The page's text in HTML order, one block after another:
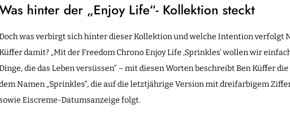
hinter der „Enjoy Life“- Kollektion steckt
was verbirgt sich hinter dieser Kollektion und welche Intention verfolgt
damit? „Mit der Freedom Chrono Enjoy Life ‚Sprinkles‘ wollen wir
die das Leben versüssen“ – mit diesen Worten beschreibt Ben Küffer
Namen „Sprinkles“, die auf die letztjährige Version mit dreifarbigem
sowie Eiscreme-Datumsanzeige folgt.